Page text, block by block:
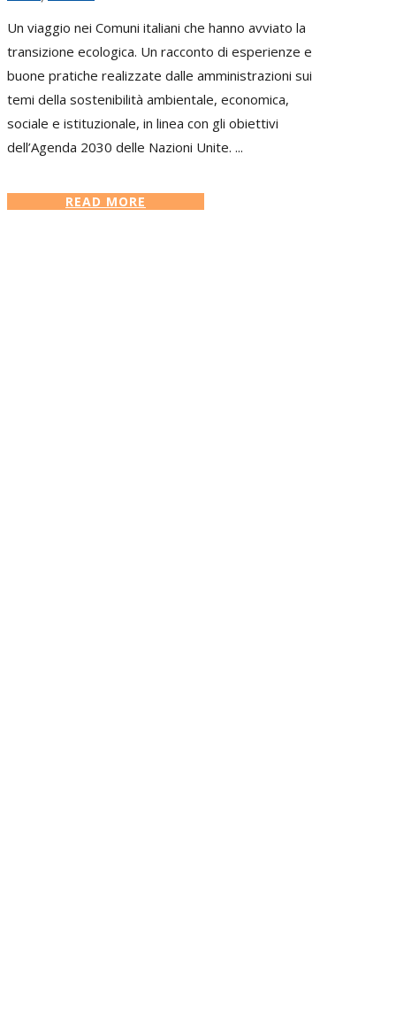
Un viaggio nei Comuni italiani che hanno avviato la
transizione ecologica. Un racconto di esperienze e
buone pratiche realizzate dalle amministrazioni sui
temi della sostenibilità ambientale, economica,
sociale e istituzionale, in linea con gli obiettivi
dell’Agenda 2030 delle Nazioni Unite. ...
READ MORE